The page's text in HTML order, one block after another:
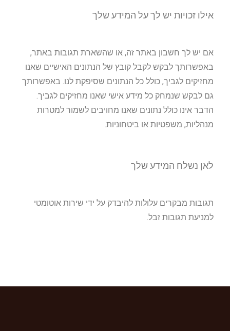
אילו זכויות יש לך על המידע שלך
אם יש לך חשבון באתר זה, או שהשארת תגובות באתר,
באפשרותך לבקש לקבל קובץ של הנתונים האישיים שאנו
מחזיקים לגביך, כולל כל הנתונים שסיפקת לנו. באפשרותך
גם לבקש שנמחק כל מידע אישי שאנו מחזיקים לגביך.
הדבר אינו כולל נתונים שאנו מחויבים לשמור למטרות
מנהליות, משפטיות או ביטחוניות.
לאן נשלח המידע שלך
תגובות מבקרים עלולות להיבדק על ידי שירות אוטומטי
למניעת תגובות זבל.